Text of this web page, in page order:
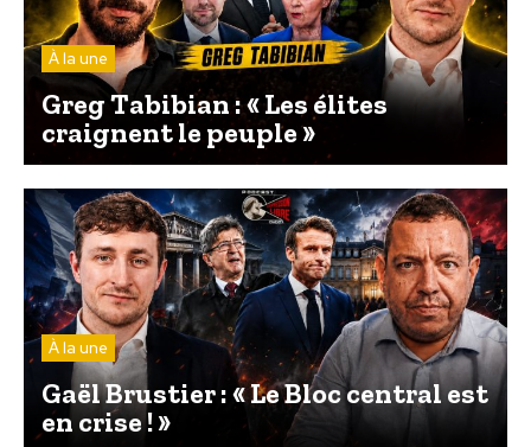
À la une
Greg Tabibian : « Les élites
craignent le peuple »
À la une
Gaël Brustier : « Le Bloc central est
en crise ! »